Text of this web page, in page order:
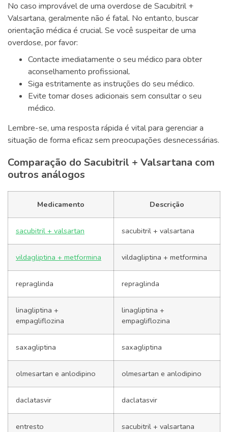
No caso improvável de uma overdose de Sacubitril +
Valsartana, geralmente não é fatal. No entanto, buscar
orientação médica é crucial. Se você suspeitar de uma
overdose, por favor:
Contacte imediatamente o seu médico para obter
aconselhamento profissional.
Siga estritamente as instruções do seu médico.
Evite tomar doses adicionais sem consultar o seu
médico.
Lembre-se, uma resposta rápida é vital para gerenciar a
situação de forma eficaz sem preocupações desnecessárias.
Comparação do Sacubitril + Valsartana com
outros análogos
Medicamento Descrição
sacubitril + valsartan sacubitril + valsartana
vildagliptina + metformina vildagliptina + metformina
repraglinda repraglinda
linagliptina +
empagliflozina
linagliptina +
empagliflozina
saxagliptina saxagliptina
olmesartan e anlodipino olmesartan e anlodipino
daclatasvir daclatasvir
entresto sacubitril + valsartana